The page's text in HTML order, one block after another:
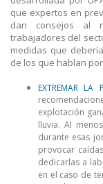
que expertos en
dan consejos al
trabajadores del
medidas que
de los que hablan
EXTREMAR LA
explotación
lluvia. Al
durante esas
provocar
dedicarlas a
en el caso de